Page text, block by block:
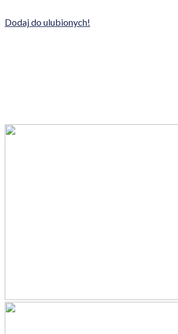
Dodaj do ulubionych!